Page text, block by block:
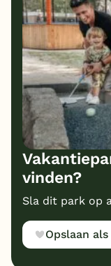
9 Prijs/
vinden?
Sla dit park op
Opslaan